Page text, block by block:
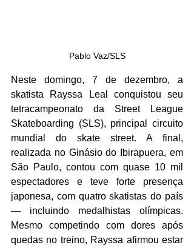
Pablo Vaz/SLS
Neste domingo, 7 de dezembro, a
skatista Rayssa Leal conquistou seu
tetracampeonato da Street League
Skateboarding (SLS), principal circuito
mundial do skate street. A final,
realizada no Ginásio do Ibirapuera, em
São Paulo, contou com quase 10 mil
espectadores e teve forte presença
japonesa, com quatro skatistas do país
— incluindo medalhistas olímpicas.
Mesmo competindo com dores após
quedas no treino, Rayssa afirmou estar